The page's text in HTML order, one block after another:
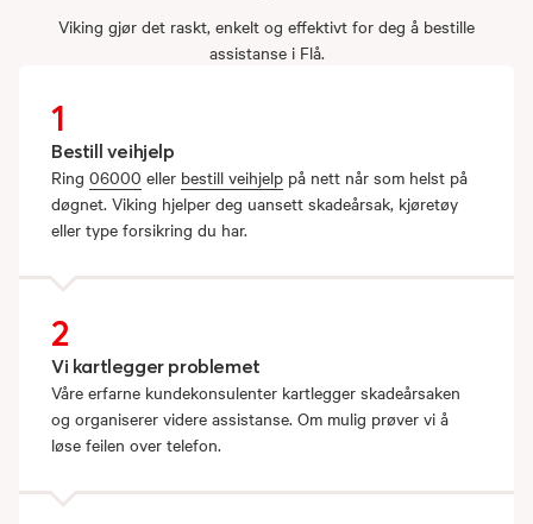
Viking gjør det raskt, enkelt og effektivt for deg å bestille
assistanse i Flå.
1
Bestill veihjelp
Ring 06000 eller bestill veihjelp på nett når som helst på
døgnet. Viking hjelper deg uansett skadeårsak, kjøretøy
eller type forsikring du har.
2
Vi kartlegger problemet
Våre erfarne kundekonsulenter kartlegger skadeårsaken
og organiserer videre assistanse. Om mulig prøver vi å
løse feilen over telefon.